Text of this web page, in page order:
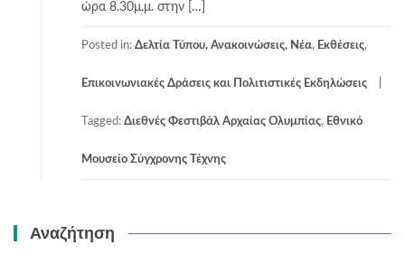
ώρα 8.30μ.μ. στην […]
Posted in: Δελτία Τύπου, Ανακοινώσεις, Νέα, Εκθέσεις,
Επικοινωνιακές Δράσεις και Πολιτιστικές Εκδηλώσεις
Tagged: Διεθνές Φεστιβάλ Αρχαίας Ολυμπίας, Εθνικό
Μουσείο Σύγχρονης Τέχνης
Αναζήτηση